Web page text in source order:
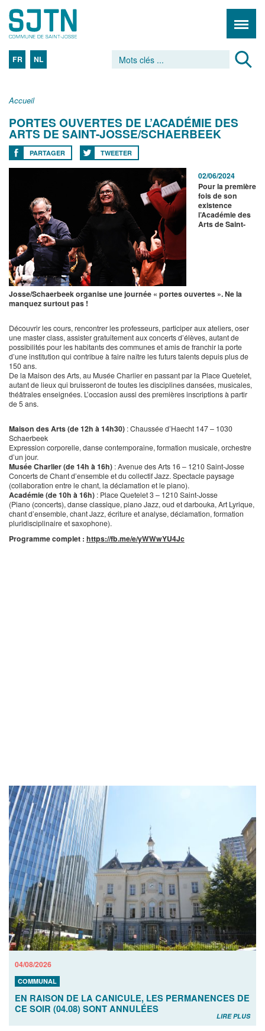
FR NL
Accueil
PORTES OUVERTES DE L’ACADÉMIE DES
ARTS DE SAINT-JOSSE/SCHAERBEEK
PARTAGER TWEETER
02/06/2024
Pour la première
fois de son
existence
l’Académie des
Arts de Saint-
Josse/Schaerbeek organise une journée « portes ouvertes ». Ne la
manquez surtout pas !
Découvrir les cours, rencontrer les professeurs, participer aux ateliers, oser
une master class, assister gratuitement aux concerts d’élèves, autant de
possibilités pour les habitants des communes et amis de franchir la porte
d’une institution qui contribue à faire naître les futurs talents depuis plus de
150 ans.
De la Maison des Arts, au Musée Charlier en passant par la Place Quetelet,
autant de lieux qui bruisseront de toutes les disciplines dansées, musicales,
théâtrales enseignées. L’occasion aussi des premières inscriptions à partir
de 5 ans.
Maison des Arts (de 12h à 14h30) : Chaussée d’Haecht 147 – 1030
Schaerbeek
Expression corporelle, danse contemporaine, formation musicale, orchestre
d’un jour.
Musée Charlier (de 14h à 16h) : Avenue des Arts 16 – 1210 Saint-Josse
Concerts de Chant d’ensemble et du collectif Jazz. Spectacle paysage
(collaboration entre le chant, la déclamation et le piano).
Académie (de 10h à 16h) : Place Quetelet 3 – 1210 Saint-Josse
(Piano (concerts), danse classique, piano Jazz, oud et darbouka, Art Lyrique,
chant d’ensemble, chant Jazz, écriture et analyse, déclamation, formation
pluridisciplinaire et saxophone).
Programme complet : https://fb.me/e/yWWwYU4Jc
04/08/2026
COMMUNAL
EN RAISON DE LA CANICULE, LES PERMANENCES DE
CE SOIR (04.08) SONT ANNULÉES
LIRE PLUS